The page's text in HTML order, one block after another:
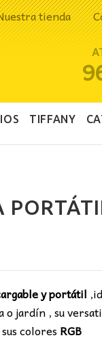
tienda
TIFFANY
y portátil
o jardín , su
colores RGB